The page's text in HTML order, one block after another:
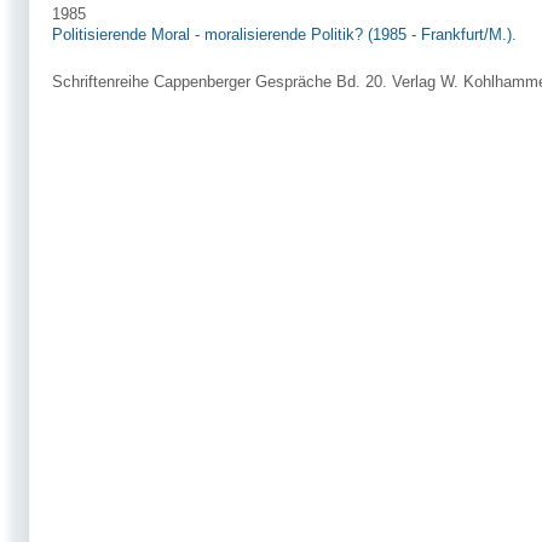
1985
Politisierende Moral - moralisierende Politik? (1985 - Frankfurt/M.).
Schriftenreihe Cappenberger Gespräche Bd. 20. Verlag W.